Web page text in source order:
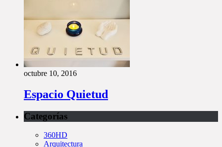
octubre 10, 2016
Espacio Quietud
Categorías
360HD
Arquitectura